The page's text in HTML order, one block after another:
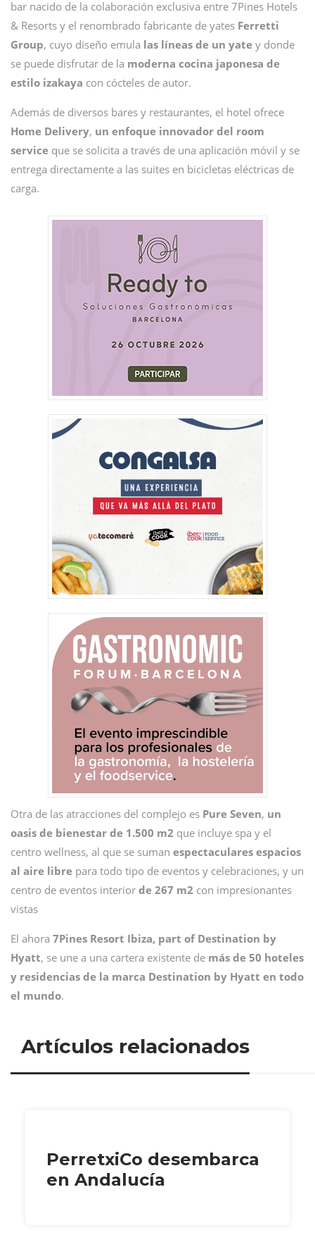
bar nacido de la colaboración exclusiva entre 7Pines Hotels
& Resorts y el renombrado fabricante de yates Ferretti
Group, cuyo diseño emula las líneas de un yate y donde
se puede disfrutar de la moderna cocina japonesa de
estilo izakaya con cócteles de autor.
Además de diversos bares y restaurantes, el hotel ofrece
Home Delivery, un enfoque innovador del room
service que se solicita a través de una aplicación móvil y se
entrega directamente a las suites en bicicletas eléctricas de
carga.
Otra de las atracciones del complejo es Pure Seven, un
oasis de bienestar de 1.500 m2 que incluye spa y el
centro wellness, al que se suman espectaculares espacios
al aire libre para todo tipo de eventos y celebraciones, y un
centro de eventos interior de 267 m2 con impresionantes
vistas
El ahora 7Pines Resort Ibiza, part of Destination by
Hyatt, se une a una cartera existente de más de 50 hoteles
y residencias de la marca Destination by Hyatt en todo
el mundo.
Artículos relacionados
PerretxiCo desembarca
en Andalucía